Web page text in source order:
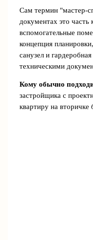
Сам термин "мастер-
документах это
вспомогательные
концепция
санузел и
техническими
Кому обычно
застройщика с
квартиру на